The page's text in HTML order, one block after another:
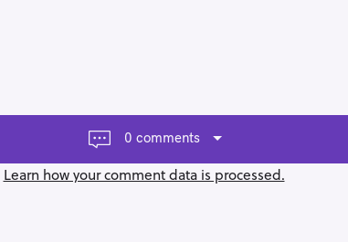
0 comments
Learn how your comment data is processed.